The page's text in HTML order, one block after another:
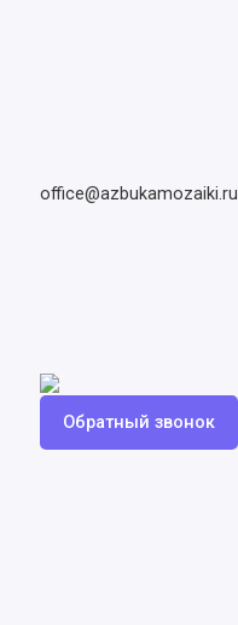
office@azbukamozaiki.ru
Обратный звонок